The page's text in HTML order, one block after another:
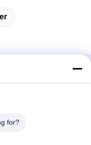
Guangdong
for?